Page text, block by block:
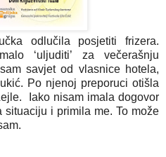
odlučila posjetiti frizera.
‘uljuditi’ za večerašnju
savjet od vlasnice hotela,
Po njenoj preporuci otišla
Iako nisam imala dogovor
i primila me. To može